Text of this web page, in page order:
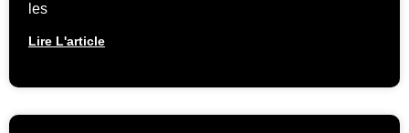
les
Lire L'article